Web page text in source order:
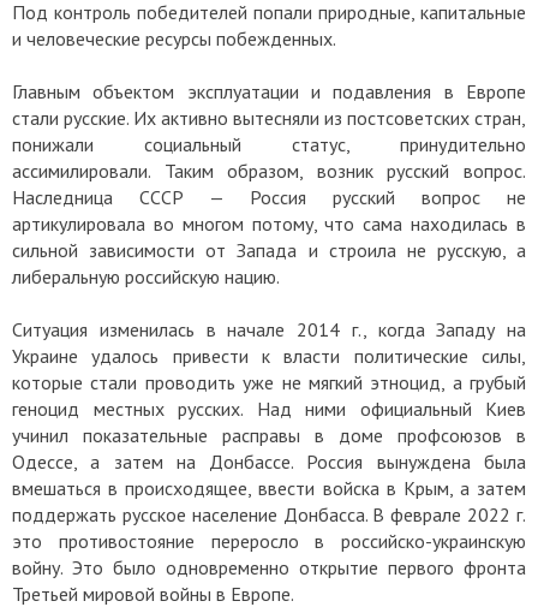
Под контроль победителей попали природные, капитальные
и человеческие ресурсы побежденных.
Главным объектом эксплуатации и подавления в Европе
стали русские. Их активно вытесняли из постсоветских стран,
понижали социальный статус, принудительно
ассимилировали. Таким образом, возник русский вопрос.
Наследница СССР — Россия русский вопрос не
артикулировала во многом потому, что сама находилась в
сильной зависимости от Запада и строила не русскую, а
либеральную российскую нацию.
Ситуация изменилась в начале 2014 г., когдаЗападу на
Украине удалось привести к власти политические силы,
которые стали проводить уже не мягкий этноцид, а грубый
геноцид местных русских. Над ними официальный Киев
учинил показательные расправы в доме профсоюзов в
Одессе, а затем на Донбассе. Россия вынуждена была
вмешаться в происходящее, ввести войска в Крым, а затем
поддержать русское население Донбасса. В феврале 2022 г.
это противостояние переросло в российско-украинскую
войну. Это было одновременно открытие первого фронта
Третьей мировой войны в Европе.